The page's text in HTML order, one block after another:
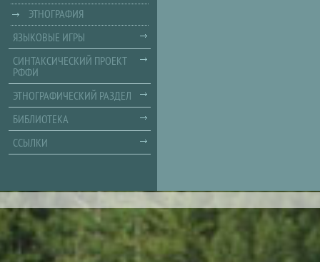
ЭТНОГРАФИЯ
ЯЗЫКОВЫЕ ИГРЫ
СИНТАКСИЧЕСКИЙ ПРОЕКТ
РФФИ
ЭТНОГРАФИЧЕСКИЙ РАЗДЕЛ
БИБЛИОТЕКА
ССЫЛКИ